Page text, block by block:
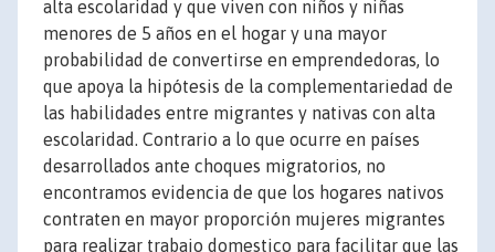
alta escolaridad y que viven con niños y niñas
menores de 5 años en el hogar y una mayor
probabilidad de convertirse en emprendedoras, lo
que apoya la hipótesis de la complementariedad de
las habilidades entre migrantes y nativas con alta
escolaridad. Contrario a lo que ocurre en países
desarrollados ante choques migratorios, no
encontramos evidencia de que los hogares nativos
contraten en mayor proporción mujeres migrantes
para realizar trabajo domestico para facilitar que las